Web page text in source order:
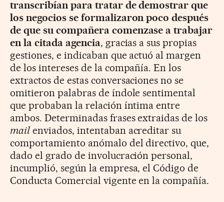
transcribían para tratar de demostrar que
los negocios se formalizaron poco después
de que su compañera comenzase a trabajar
en la citada agencia, gracias a sus propias
gestiones, e indicaban que actuó al margen
de los intereses de la compañía. En los
extractos de estas conversaciones no se
omitieron palabras de índole sentimental
que probaban la relación íntima entre
ambos. Determinadas frases extraidas de los
mailenviados, intentaban acreditar su
comportamiento anómalo del directivo, que,
dado el grado de involucración personal,
incumplió, según la empresa, el Código de
Conducta Comercial vigente en la compañía.